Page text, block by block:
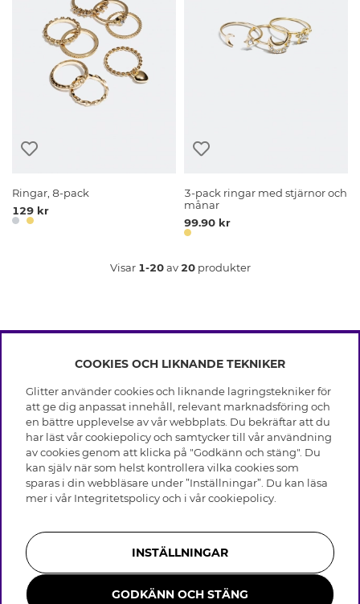
Ringar, 8-pack
129 kr
3-pack ringar med stjärnor och
månar
99.90 kr
Visar 1-20av20produkter
INFO
Leverans
Villkor
Integritetspolicy
Cookies
Medlemsvillkor
Jobba hos Glitter
Återkallelse
OM GLITTER
Black Friday
Våra butiker
Varumärken
Företagshistoria
Visselblåsning
Press & Samarbeten
HJÄLP
Vanliga frågor
Kundservice
Skötselråd skinnhandskar
Storleksguide för ringar
Smycken i rostfritt stål
Bli medlem
COOKIES OCH LIKNANDE TEKNIKER
Glitter använder cookies och liknande lagringstekniker för
att ge dig anpassat innehåll, relevant marknadsföring och
en bättre upplevelse av vår webbplats. Du bekräftar att du
har läst vår cookiepolicy och samtycker till vår användning
av cookies genom att klicka på "Godkänn och stäng". Du
kan själv när som helst kontrollera vilka cookies som
sparas i din webbläsare under ”Inställningar”. Du kan läsa
mer i vår Integritetspolicyoch i vårcookiepolicy
INSTÄLLNINGAR
GODKÄNN OCH STÄNG